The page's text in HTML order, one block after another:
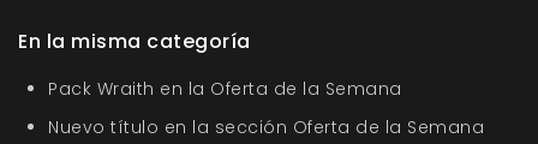
En la misma categoría
Pack Wraith en la Oferta de la Semana
Nuevo título en la sección Oferta de la Semana